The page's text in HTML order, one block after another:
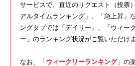
サービスで、直近のリクエスト（投票
アルタイムランキング」、「急上昇」
ングタブでは「デイリー」、「ウィー
ー」のランキング状況がご覧いただけま
なお、「 ウィークリーランキング」の